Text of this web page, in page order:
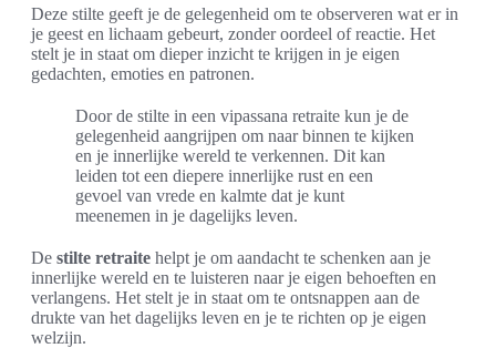
Deze stilte geeft je de gelegenheid om te observeren wat er in
je geest en lichaam gebeurt, zonder oordeel of reactie. Het
stelt je in staat om dieper inzicht te krijgen in je eigen
gedachten, emoties en patronen.
Door de stilte in een vipassana retraite kun je de
gelegenheid aangrijpen om naar binnen te kijken
en je innerlijke wereld te verkennen. Dit kan
leiden tot een diepere innerlijke rust en een
gevoel van vrede en kalmte dat je kunt
meenemen in je dagelijks leven.
De stilte retraite helpt je om aandacht te schenken aan je
innerlijke wereld en te luisteren naar je eigen behoeften en
verlangens. Het stelt je in staat om te ontsnappen aan de
drukte van het dagelijks leven en je te richten op je eigen
welzijn.